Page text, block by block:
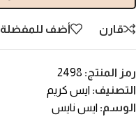
قارن أضف للمفضلة
رمز المنتج: 2498
التصنيف: ايس كريم
الوسم: ايس نايس